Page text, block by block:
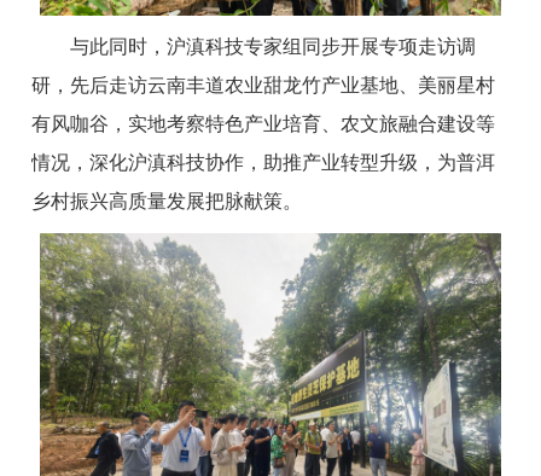
与此同时，沪滇科技专家组同步开展专项走访调
研，先后走访云南丰道农业甜龙竹产业基地、美丽星村
有风咖谷，实地考察特色产业培育、农文旅融合建设等
情况，深化沪滇科技协作，助推产业转型升级，为普洱
乡村振兴高质量发展把脉献策。